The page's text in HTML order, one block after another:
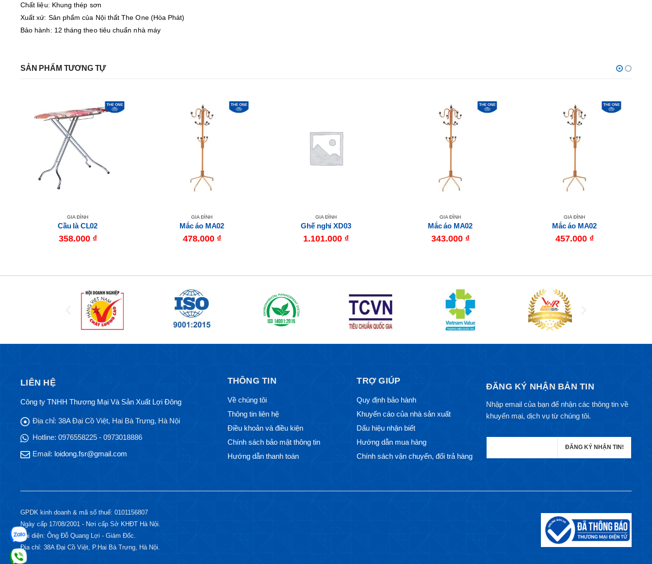
Chất liệu: Khung thép sơn
Xuất xứ: Sản phẩm của Nội thất The One (Hòa Phát)
Bảo hành: 12 tháng theo tiêu chuẩn nhà máy
SẢN PHẨM TƯƠNG TỰ
GIA ĐÌNH
Cầu là CL02
358.000 ₫
GIA ĐÌNH
Mắc áo MA02
478.000 ₫
GIA ĐÌNH
Ghế nghỉ XD03
1.101.000 ₫
GIA ĐÌNH
Mắc áo MA02
343.000 ₫
GIA ĐÌNH
Mắc áo MA02
457.000 ₫
LIÊN HỆ
Công ty TNHH Thương Mại Và Sản Xuất Lợi Đông
Địa chỉ: 38A Đại Cồ Việt, Hai Bà Trưng, Hà Nội
Hotline: 0976558225 - 0973018886
Email: loidong.fsr@gmail.com
THÔNG TIN
Về chúng tôi
Thông tin liên hệ
Điều khoản và điều kiện
Chính sách bảo mật thông tin
Hướng dẫn thanh toán
TRỢ GIÚP
Quy định bảo hành
Khuyến cáo của nhà sản xuất
Dấu hiệu nhận biết
Hướng dẫn mua hàng
Chính sách vận chuyển, đổi trả hàng
ĐĂNG KÝ NHẬN BẢN TIN
Nhập email của bạn để nhận các thông tin về
khuyến mại, dịch vụ từ chúng tôi.
GPDK kinh doanh & mã số thuế: 0101156807
Ngày cấp 17/08/2001 - Nơi cấp Sở KHĐT Hà Nội.
Đại diện: Ông Đỗ Quang Lợi - Giám Đốc.
Địa chỉ: 38A Đại Cồ Việt, P.Hai Bà Trưng, Hà Nội.